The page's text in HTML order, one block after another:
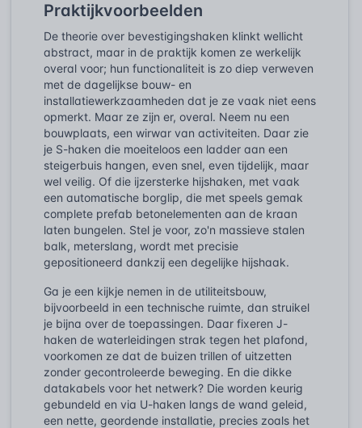
Praktijkvoorbeelden
De theorie over bevestigingshaken klinkt wellicht
abstract, maar in de praktijk komen ze werkelijk
overal voor; hun functionaliteit is zo diep verweven
met de dagelijkse bouw- en
installatiewerkzaamheden dat je ze vaak niet eens
opmerkt. Maar ze zijn er, overal. Neem nu een
bouwplaats, een wirwar van activiteiten. Daar zie
je S-haken die moeiteloos een ladder aan een
steigerbuis hangen, even snel, even tijdelijk, maar
wel veilig. Of die ijzersterke hijshaken, met vaak
een automatische borglip, die met speels gemak
complete prefab betonelementen aan de kraan
laten bungelen. Stel je voor, zo'n massieve stalen
balk, meterslang, wordt met precisie
gepositioneerd dankzij een degelijke hijshaak.
Ga je een kijkje nemen in de utiliteitsbouw,
bijvoorbeeld in een technische ruimte, dan struikel
je bijna over de toepassingen. Daar fixeren J-
haken de waterleidingen strak tegen het plafond,
voorkomen ze dat de buizen trillen of uitzetten
zonder gecontroleerde beweging. En die dikke
datakabels voor het netwerk? Die worden keurig
gebundeld en via U-haken langs de wand geleid,
een nette, geordende installatie, precies zoals het